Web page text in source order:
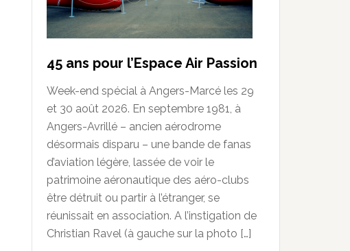
45 ans pour l’Espace Air Passion
Week-end spécial à Angers-Marcé les 29
et 30 août 2026. En septembre 1981, à
Angers-Avrillé – ancien aérodrome
désormais disparu – une bande de fanas
d’aviation légère, lassée de voir le
patrimoine aéronautique des aéro-clubs
être détruit ou partir à l’étranger, se
réunissait en association. A l’instigation de
Christian Ravel (à gauche sur la photo […]